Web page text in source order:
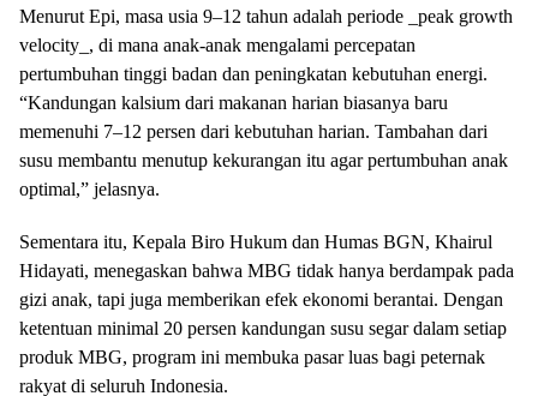
Menurut Epi, masa usia 9–12 tahun adalah periode _peak growth
velocity_, di mana anak-anak mengalami percepatan
pertumbuhan tinggi badan dan peningkatan kebutuhan energi.
“Kandungan kalsium dari makanan harian biasanya baru
memenuhi 7–12 persen dari kebutuhan harian. Tambahan dari
susu membantu menutup kekurangan itu agar pertumbuhan anak
optimal,” jelasnya.
Sementara itu, Kepala Biro Hukum dan Humas BGN, Khairul
Hidayati, menegaskan bahwa MBG tidak hanya berdampak pada
gizi anak, tapi juga memberikan efek ekonomi berantai. Dengan
ketentuan minimal 20 persen kandungan susu segar dalam setiap
produk MBG, program ini membuka pasar luas bagi peternak
rakyat di seluruh Indonesia.